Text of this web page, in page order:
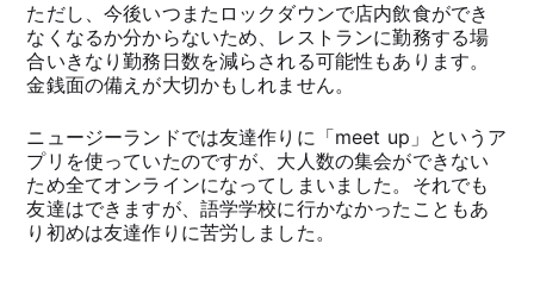
ただし、今後いつまたロックダウンで店内飲食ができ
なくなるか分からないため、レストランに勤務する場
合いきなり勤務日数を減らされる可能性もあります。
金銭面の備えが大切かもしれません。
ニュージーランドでは友達作りに「meet up」というア
プリを使っていたのですが、大人数の集会ができない
ため全てオンラインになってしまいました。それでも
友達はできますが、語学学校に行かなかったこともあ
り初めは友達作りに苦労しました。